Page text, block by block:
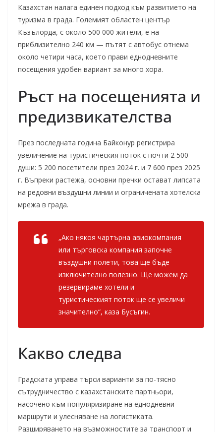
Казахстан налага единен подход към развитието на
туризма в града. Големият областен център
Къзълорда, с около 500 000 жители, е на
приблизително 240 км — пътят с автобус отнема
около четири часа, което прави еднодневните
посещения удобен вариант за много хора.
Ръст на посещенията и
предизвикателства
През последната година Байконур регистрира
увеличение на туристическия поток с почти 2 500
души: 5 200 посетители през 2024 г. и 7 600 през 2025
г. Въпреки растежа, основни пречки остават липсата
на редовни въздушни линии и ограничената хотелска
мрежа в града.
„Ако някоя чартърна авиокомпания
или търговска компания започне
въздушни полети, това ще бъде
изключително полезно. Ще можем да
резервираме хотели и
туристическият поток ще се увеличи
значително“, каза Бусъгин.
Какво следва
Градската управа търси варианти за по-тясно
сътрудничество с казахстанските партньори,
насочено към популяризиране на еднодневни
маршрути и улесняване на логистиката.
Разширяването на възможностите за транспорт и